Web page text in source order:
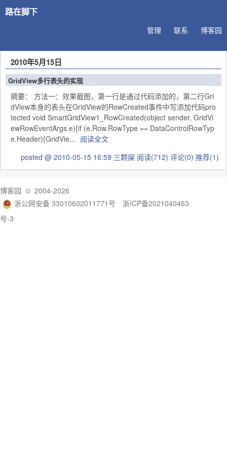
路在脚下
博客园
联系
管理
2010年5月15日
GridView多行表头的实现
摘要： 方法一：效果截图，第一行是通过代码添加的，第二行Gri
dView本身的表头在GridView的RowCreated事件中写添加代码pro
tected void SmartGridView1_RowCreated(object sender, GridVi
ewRowEventArgs e){if (e.Row.RowType == DataControlRowTyp
e.Header){GridVie... 阅读全文
posted @ 2010-05-15 16:59 三颗屎 阅读(712) 评论(0) 推荐(1)
博客园 © 2004-2026
浙公网安备 33010602011771号
浙ICP备2021040463
号-3